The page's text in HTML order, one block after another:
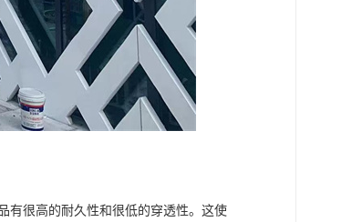
很高的耐久性和很低的穿透性。这使